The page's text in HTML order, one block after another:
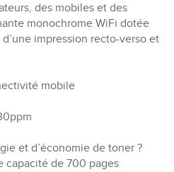
des mobiles et des
monochrome WiFi dotée
impression recto-verso et
mobile
et d’économie de toner ?
capacité de 700 pages